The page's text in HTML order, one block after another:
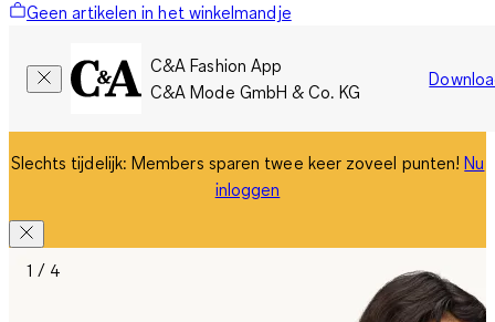
Geen artikelen in het winkelmandje
C&A Fashion App
C&A Mode GmbH & Co. KG
Slechts tijdelijk: Members sparen twee keer zoveel punten!Nu
inloggen
1 / 4